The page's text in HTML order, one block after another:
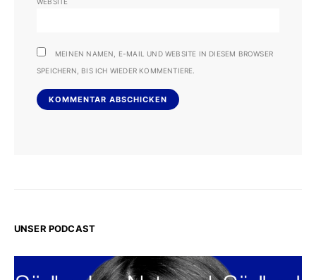
WEBSITE
MEINEN NAMEN, E-MAIL UND WEBSITE IN DIESEM BROWSER
SPEICHERN, BIS ICH WIEDER KOMMENTIERE.
UNSER PODCAST